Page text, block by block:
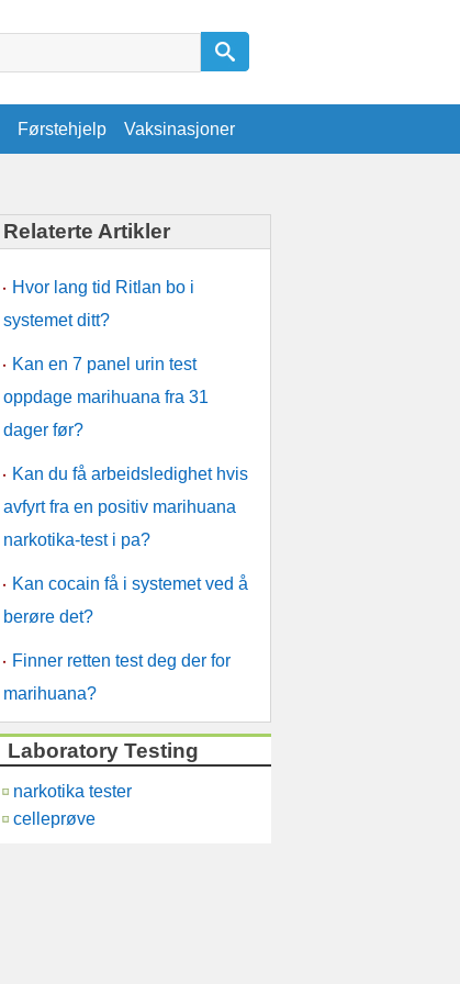
Førstehjelp Vaksinasjoner
Relaterte Artikler
Hvor lang tid Ritlan bo i
systemet ditt?
Kan en 7 panel urin test
oppdage marihuana fra 31
dager før?
Kan du få arbeidsledighet hvis
avfyrt fra en positiv marihuana
narkotika-test i pa?
Kan cocain få i systemet ved å
berøre det?
Finner retten test deg der for
marihuana?
Laboratory Testing
narkotika tester
celleprøve